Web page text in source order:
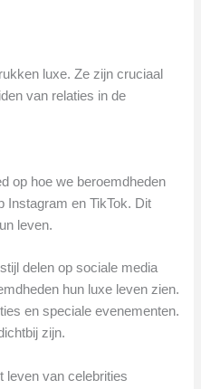
luxe. Ze zijn cruciaal
van relaties in de
op hoe we beroemdheden
Instagram en TikTok. Dit
leven.
delen op sociale media
hun luxe leven zien.
en speciale evenementen.
zijn.
leven van celebrities